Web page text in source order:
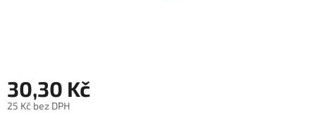
30,30 Kč
25 Kč bez DPH